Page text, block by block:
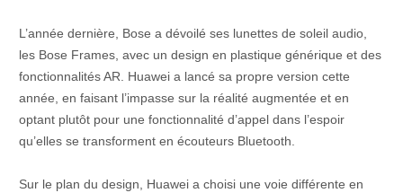
L’année dernière, Bose a dévoilé ses lunettes de soleil audio,
les Bose Frames, avec un design en plastique générique et des
fonctionnalités AR. Huawei a lancé sa propre version cette
année, en faisant l’impasse sur la réalité augmentée et en
optant plutôt pour une fonctionnalité d’appel dans l’espoir
qu’elles se transforment en écouteurs Bluetooth.
Sur le plan du design, Huawei a choisi une voie différente en